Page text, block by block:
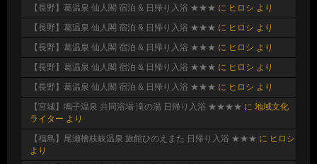
【長野】葛温泉 仙人閣 宿泊 & 日帰り入浴 ★★★ に ヒロシ より
【長野】葛温泉 仙人閣 宿泊 & 日帰り入浴 ★★★ に ヒロシ より
【長野】葛温泉 仙人閣 宿泊 & 日帰り入浴 ★★★ に ヒロシ より
【長野】葛温泉 仙人閣 宿泊 & 日帰り入浴 ★★★ に ヒロシ より
【長野】葛温泉 仙人閣 宿泊 & 日帰り入浴 ★★★ に ヒロシ より
【宮城】鳴子温泉 共同浴場 滝の湯 日帰り入浴 ★★★★ に 地域文化
ライター より
【福島】尾瀬檜枝岐温泉 旅館ひのえまた 日帰り入浴 ★★★ に ヒロシ
より